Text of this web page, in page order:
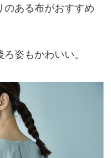
のある布がおすすめ
姿もかわいい。